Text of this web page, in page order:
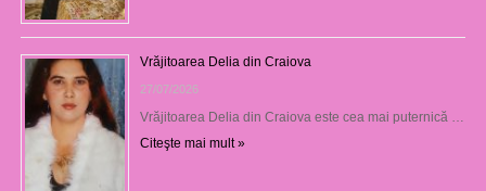
Vrăjitoarea Delia din Craiova
27/07/2026
Vrăjitoarea Delia din Craiova este cea mai puternică …
Citeşte mai mult »